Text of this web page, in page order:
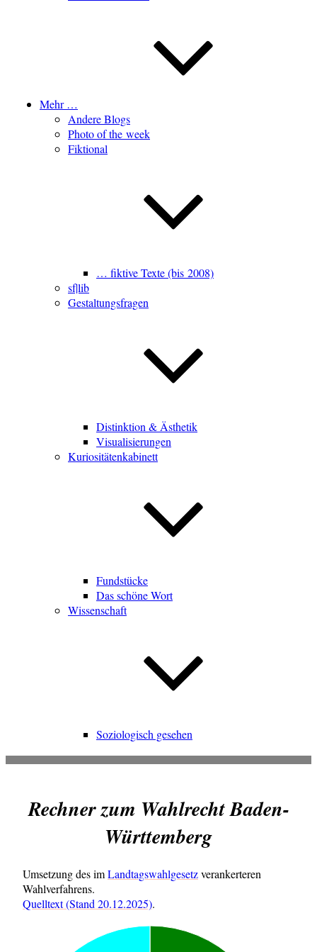
Mehr …
Andere Blogs
Photo of the week
Fiktional
… fiktive Texte (bis 2008)
sf|lib
Gestaltungsfragen
Distinktion & Ästhetik
Visualisierungen
Kuriositätenkabinett
Fundstücke
Das schöne Wort
Wissenschaft
Soziologisch gesehen
Rechner zum Wahlrecht Baden-
Württemberg
Umset­zung des imLand­tags­wahl­ge­setzver­an­ker­te­ren
Wahlverfahrens.
Quell­text (Stand 20.12.2025).